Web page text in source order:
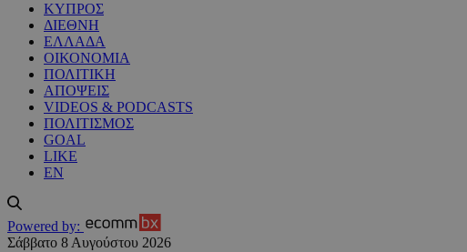
ΚΥΠΡΟΣ
ΔΙΕΘΝΗ
ΕΛΛΑΔΑ
ΟΙΚΟΝΟΜΙΑ
ΠΟΛΙΤΙΚΗ
ΑΠΟΨΕΙΣ
VIDEOS & PODCASTS
ΠΟΛΙΤΙΣΜΟΣ
GOAL
LIKE
EN
Powered by:
Σάββατο 8 Αυγούστου 2026